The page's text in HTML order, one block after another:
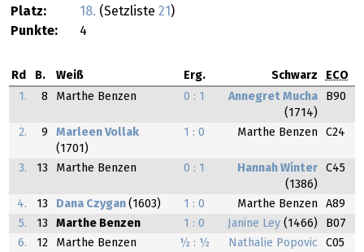
Platz:
18. (Setzliste 21 )
Punkte:
4
Rd B. Weiß Erg. Schwarz
ECO
1.
8 Marthe Benzen 0 : 1
Annegret Mucha
(1714)
B90
2. 9
Marleen Vollak
(1701)
1 : 0 Marthe Benzen C24
3. 13 Marthe Benzen 0 : 1
Hannah Winter
(1386)
C45
4. 13 Dana Czygan (1603) 1 : 0 Marthe Benzen
A89
5.
13 Marthe Benzen 1 : 0 Janine Ley (1466)
B07
6.
12 Marthe Benzen ½ : ½
Nathalie Popovic
C05